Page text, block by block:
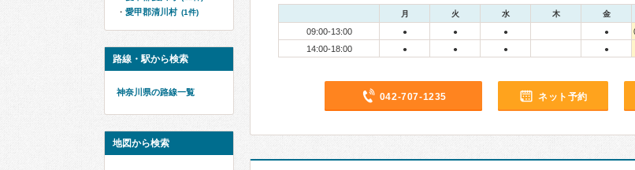
月 火 水 木 金
09:00-13:00 ● ● ● ●
14:00-18:00
● ● ● ●
042-707-1235 ネット予約
愛甲郡清川村 (1件)
路線・駅から検索
神奈川県の路線一覧
地図から検索